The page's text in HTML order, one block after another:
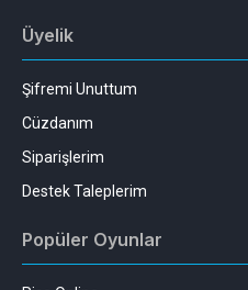
Üyelik
Şifremi Unuttum
Cüzdanım
Siparişlerim
Destek Taleplerim
Popüler Oyunlar